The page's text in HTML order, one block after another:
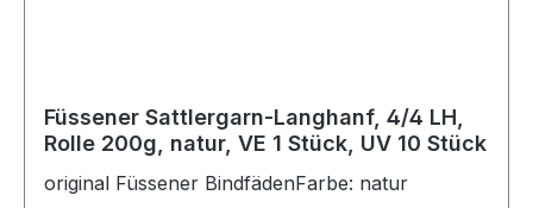
Füssener Sattlergarn-Langhanf, 4/4 LH,
Rolle 200g, natur, VE 1 Stück, UV 10 Stück
original Füssener BindfädenFarbe: natur